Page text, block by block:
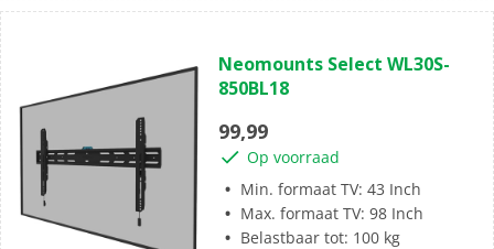
van
de
sterren.
Neomounts Select WL30S-
850BL18
99,99
Op voorraad
Min. formaat TV: 43 Inch
Max. formaat TV: 98 Inch
Belastbaar tot: 100 kg